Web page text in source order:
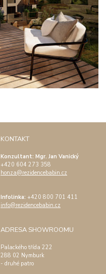
KONTAKT
Konzultant: Mgr. Jan Vanický
+420 604 273 358
honza@rezidencebabin.cz
Infolinka: +420 800 701 411
info@rezidencebabin.cz
ADRESA SHOWROOMU
Palackého třída 222
288 02 Nymburk
- druhé patro